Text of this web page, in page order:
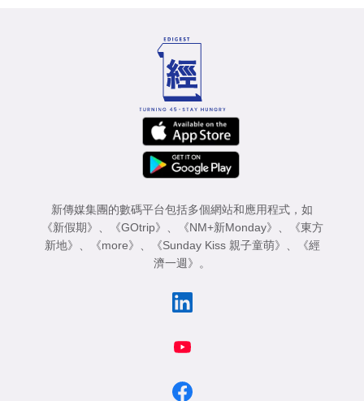
新傳媒集團的數碼平台包括多個網站和應用程式，如
《新假期》 、 《GOtrip》 、 《NM+新Monday》 、
《東方
新地》 、 《more》 、 《Sunday Kiss 親子童萌》 、
《經
濟一週》 。